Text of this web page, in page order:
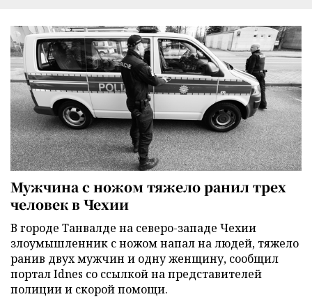
Мужчина с ножом тяжело ранил трех
человек в Чехии
В городе Танвалде на северо-западе Чехии
злоумышленник с ножом напал на людей, тяжело
ранив двух мужчин и одну женщину, сообщил
портал Idnes со ссылкой на представителей
полиции и скорой помощи.